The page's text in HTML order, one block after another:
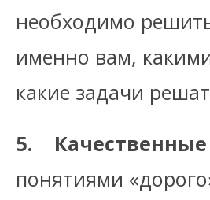
необходимо
именно вам,
какие задачи
5.
понятиями